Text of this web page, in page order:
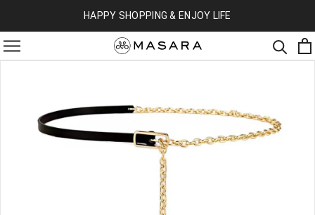
HAPPY SHOPPING & ENJOY LIFE